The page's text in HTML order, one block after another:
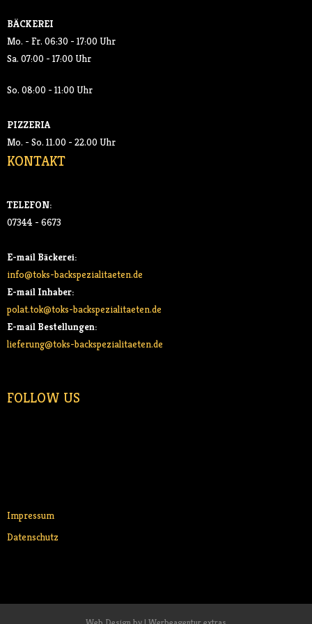
SALATE
GETRÄNKE
- SOFTDRINKS
- KAFFEE
AKTUELLES
BÄCKEREI
Mo. - Fr. 06:30 - 17:00 Uhr
Sa. 07:00 - 17:00 Uhr
So. 08:00 - 11:00 Uhr
PIZZERIA
Mo. - So. 11.00 - 22.00 Uhr
KONTAKT
TELEFON:
07344 - 6673
E-mail Bäckerei:
info@toks-backspezialitaeten.de
E-mail Inhaber:
polat.tok@toks-backspezialitaeten.de
E-mail Bestellungen:
lieferung@toks-backspezialitaeten.de
FOLLOW US
Impressum
Datenschutz